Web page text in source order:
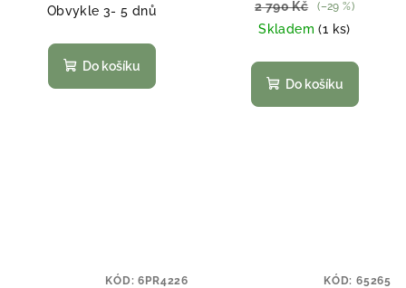
Obvykle 3- 5 dnů
Do košíku
2 790 Kč
(–29 %)
Skladem(1 ks)
Do košíku
KÓD:6PR4226 KÓD: 65265